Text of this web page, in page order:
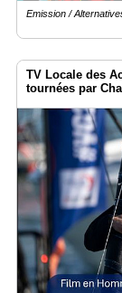
Emission /
TV Locale des
tournées par